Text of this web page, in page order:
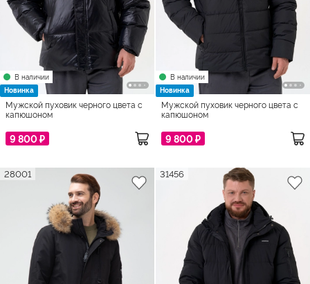
В наличии
Новинка
Мужской пуховик черного цвета с
капюшоном
9 800 ₽
В наличии
Новинка
Мужской пуховик черного цвета с
капюшоном
9 800 ₽
28001 31456